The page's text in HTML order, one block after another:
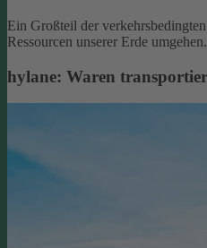
Ein Großteil der
Ressourcen unserer Erde umgehen.
hylane: Waren